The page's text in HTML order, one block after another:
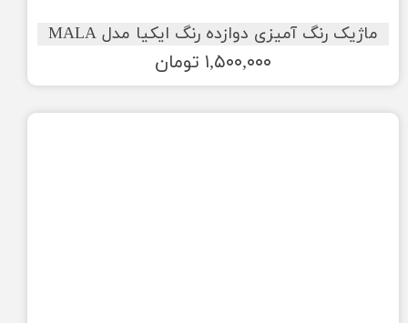
ماژیک رنگ آمیزی دوازده رنگ ایکیا مدل MALA
۱,۵۰۰,۰۰۰ تومان